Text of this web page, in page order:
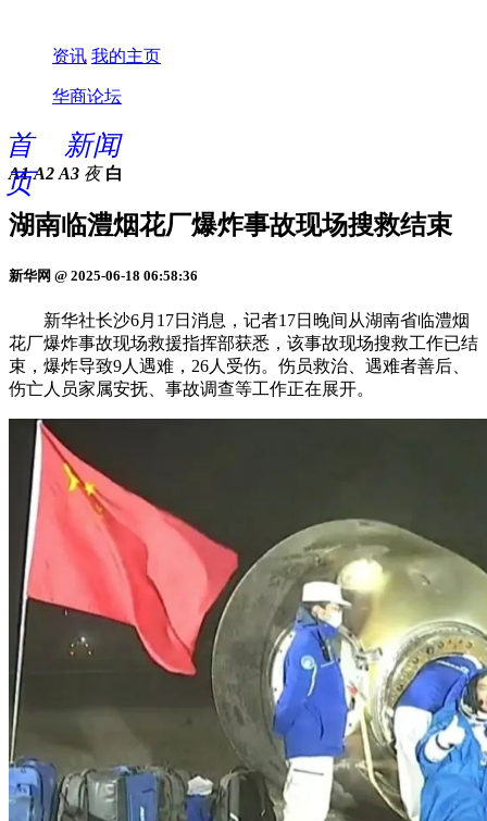
资讯 我的主页
华商论坛
首
页
新闻
A1 A2 A3 夜 白
湖南临澧烟花厂爆炸事故现场搜救结束
新华网 @ 2025-06-18 06:58:36
新华社长沙6月17日消息，记者17日晚间从湖南省临澧烟
花厂爆炸事故现场救援指挥部获悉，该事故现场搜救工作已结
束，爆炸导致9人遇难，26人受伤。伤员救治、遇难者善后、
伤亡人员家属安抚、事故调查等工作正在展开。